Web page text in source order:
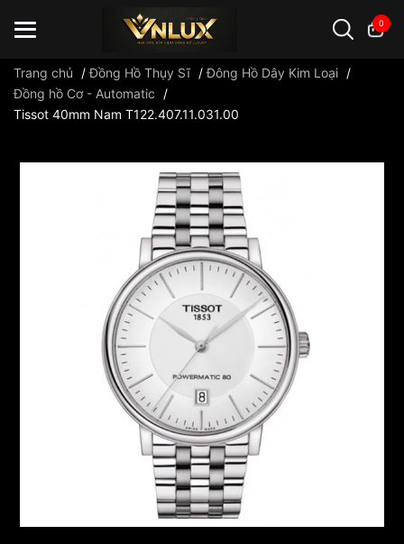
0
Đồng hồ casio đồng hồ G-Shock đồng hồ Orient
Trang chủ /Đồng Hồ Thụy Sĩ /Đông Hồ Dây Kim Loại /
Đồng hồ Cơ - Automatic
/
Tissot 40mm Nam T122.407.11.031.00